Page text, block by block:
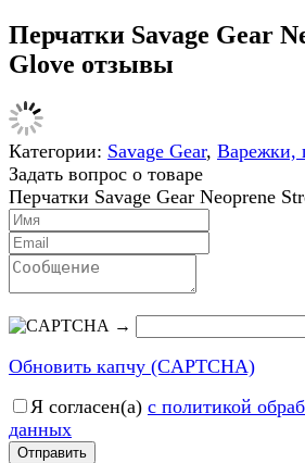
Перчатки Savage Gear
Glove отзывы
Категории: Savage Gear, Варежки,
Задать вопрос о товаре
Перчатки Savage Gear Neoprene
→
Обновить капчу (CAPTCHA)
Я согласен(a) с политикой
данных
Отправить